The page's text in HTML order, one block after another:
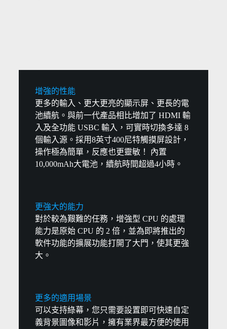
增強的性能
更多的輸入、更大更亮的顯示屏、更長的電
池續航。與前一代產品相比增加了 HDMI 輸
入及全功能 USBC 輸入，可實時切換多達 8
個輸入源。採用8英寸400尼特觸摸屏設計，
操作極為簡單，反應也更靈敏！ 內置
10,000mAh大電池，續航時間超過4小時。
更強大的能力
對於較為艱難的任務，增強型 CPU 的處理
能力是原始 CPU 的 2 倍，並為即將推出的
軟件功能的擴展功能打開了大門，使其更強
大。
更多的適用場景
可以支持綠幕，您只需要設置即可快速自定
義背景圖像和影片，擁有業界最方便的使用